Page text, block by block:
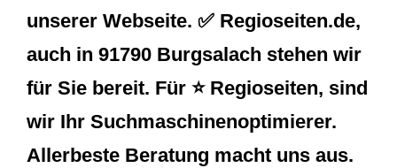
unserer Webseite. ✅ Regioseiten.de,
auch in 91790 Burgsalach stehen wir
für Sie bereit. Für ⭐ Regioseiten, sind
wir Ihr Suchmaschinenoptimierer.
Allerbeste Beratung macht uns aus.